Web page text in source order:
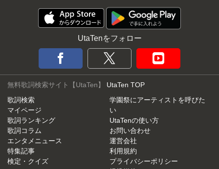
UtaTenをフォロー
無料歌詞検索サイト【UtaTen】 UtaTen TOP
歌詞検索
マイページ
歌詞ランキング
歌詞コラム
エンタメニュース
特集記事
検定・クイズ
学園祭にアーティストを呼びた
い
UtaTenの使い方
お問い合わせ
運営会社
利用規約
プライバシーポリシー